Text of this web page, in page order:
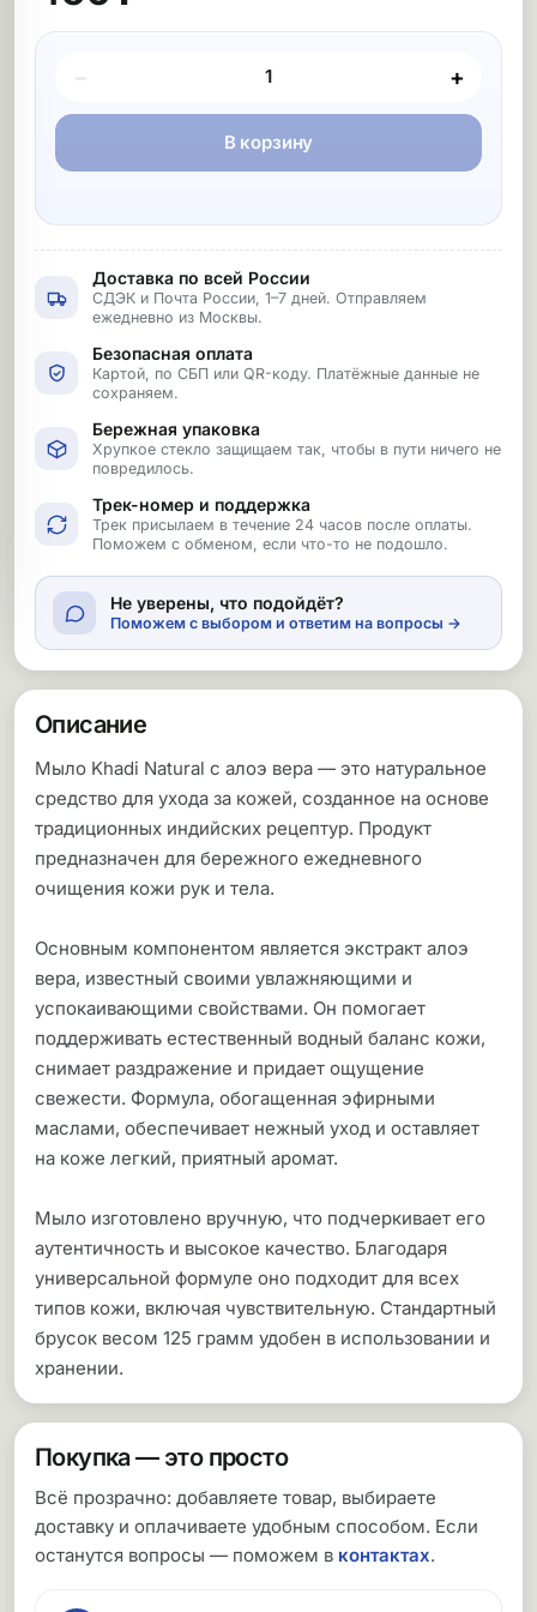
Покупка товара
− +
В корзину
Доставка по всей России
СДЭК и Почта России, 1–7 дней. Отправляем
ежедневно из Москвы.
Безопасная оплата
Картой, по СБП или QR-коду. Платёжные данные не
сохраняем.
Бережная упаковка
Хрупкое стекло защищаем так, чтобы в пути ничего не
повредилось.
Трек-номер и поддержка
Трек присылаем в течение 24 часов после оплаты.
Поможем с обменом, если что-то не подошло.
Не уверены, что подойдёт?
Поможем с выбором и ответим на вопросы →
Описание
Мыло Khadi Natural с алоэ вера — это натуральное
средство для ухода за кожей, созданное на основе
традиционных индийских рецептур. Продукт
предназначен для бережного ежедневного
очищения кожи рук и тела.
Основным компонентом является экстракт алоэ
вера, известный своими увлажняющими и
успокаивающими свойствами. Он помогает
поддерживать естественный водный баланс кожи,
снимает раздражение и придает ощущение
свежести. Формула, обогащенная эфирными
маслами, обеспечивает нежный уход и оставляет
на коже легкий, приятный аромат.
Мыло изготовлено вручную, что подчеркивает его
аутентичность и высокое качество. Благодаря
универсальной формуле оно подходит для всех
типов кожи, включая чувствительную. Стандартный
брусок весом 125 грамм удобен в использовании и
хранении.
Покупка — это просто
Всё прозрачно: добавляете товар, выбираете
доставку и оплачиваете удобным способом. Если
останутся вопросы — поможем в контактах.